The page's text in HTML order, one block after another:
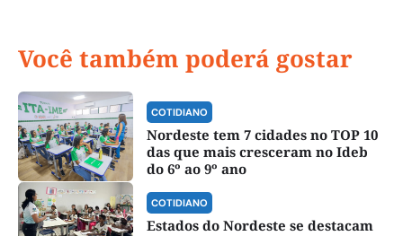
Você também poderá gostar
COTIDIANO
Nordeste tem 7 cidades no TOP 10
das que mais cresceram no Ideb
do 6º ao 9º ano
COTIDIANO
Estados do Nordeste se destacam